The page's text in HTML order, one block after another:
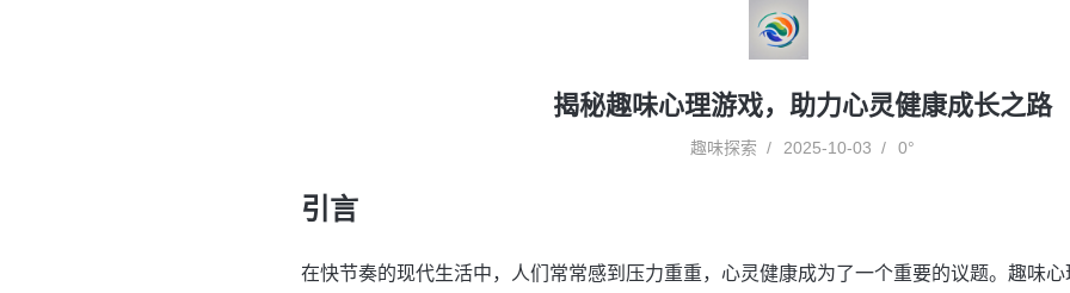
揭秘趣味心理游戏，助力心灵健康成长之路
趣味探索 2025-10-03 0°
引言
在快节奏的现代生活中，人们常常感到压力重重，心灵健康成为了一个重要的议题。趣味